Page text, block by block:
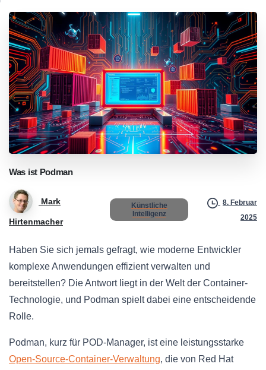
Was ist Podman
Mark
Hirtenmacher
Künstliche
Intelligenz
8. Februar
2025
Haben Sie sich jemals gefragt, wie moderne Entwickler
komplexe Anwendungen effizient verwalten und
bereitstellen? Die Antwort liegt in der Welt der Container-
Technologie, und Podman spielt dabei eine entscheidende
Rolle.
Podman, kurz für POD-Manager, ist eine leistungsstarke
Open-Source-Container-Verwaltung, die von Red Hat